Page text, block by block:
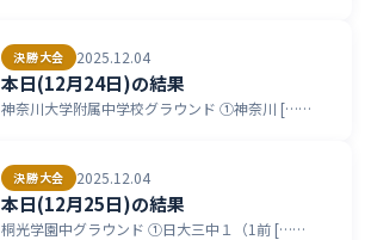
決勝大会 2025.12.04
本日(12月24日)の結果
神奈川大学附属中学校グラウンド ①神奈川 [……
決勝大会 2025.12.04
本日(12月25日)の結果
桐光学園中グラウンド ①日大三中１（1前 [……